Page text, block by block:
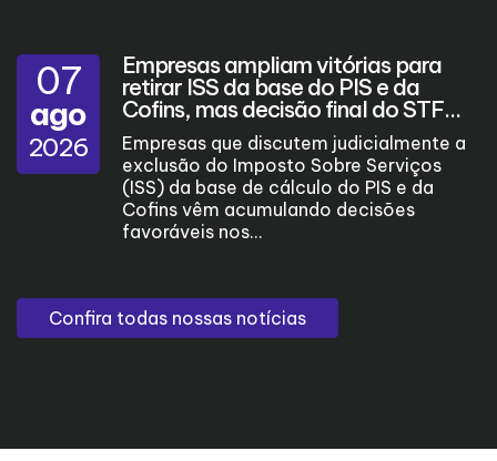
07
ago
2026
Empresas ampliam vitórias para
retirar ISS da base do PIS e da
Cofins, mas decisão final do STF...
Empresas que discutem judicialmente a
exclusão do Imposto Sobre Serviços
(ISS) da base de cálculo do PIS e da
Cofins vêm acumulando decisões
favoráveis nos...
Confira todas nossas notícias